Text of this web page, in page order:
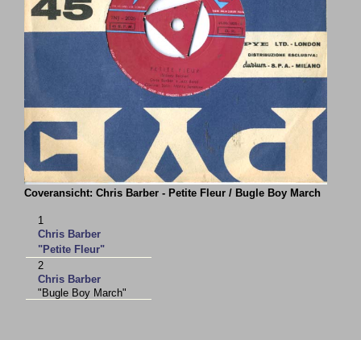
Coveransicht: Chris Barber - Petite Fleur / Bugle Boy March
1
Chris Barber
"Petite Fleur"
2
Chris Barber
"Bugle Boy March"